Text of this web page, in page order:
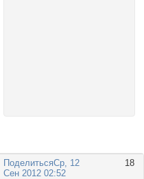
Поделиться 18
Ср, 12
Сен 2012 02:52